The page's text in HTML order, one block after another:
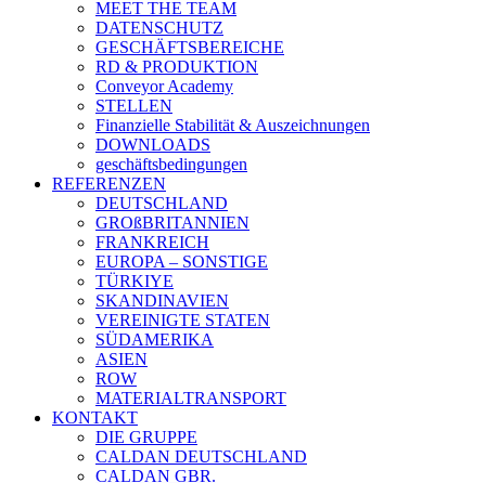
MEET THE TEAM
DATENSCHUTZ
GESCHÄFTSBEREICHE
RD & PRODUKTION
Conveyor Academy
STELLEN
Finanzielle Stabilität & Auszeichnungen
DOWNLOADS
geschäftsbedingungen
REFERENZEN
DEUTSCHLAND
GROßBRITANNIEN
FRANKREICH
EUROPA – SONSTIGE
TÜRKIYE
SKANDINAVIEN
VEREINIGTE STATEN
SÜDAMERIKA
ASIEN
ROW
MATERIALTRANSPORT
KONTAKT
DIE GRUPPE
CALDAN DEUTSCHLAND
CALDAN GBR.